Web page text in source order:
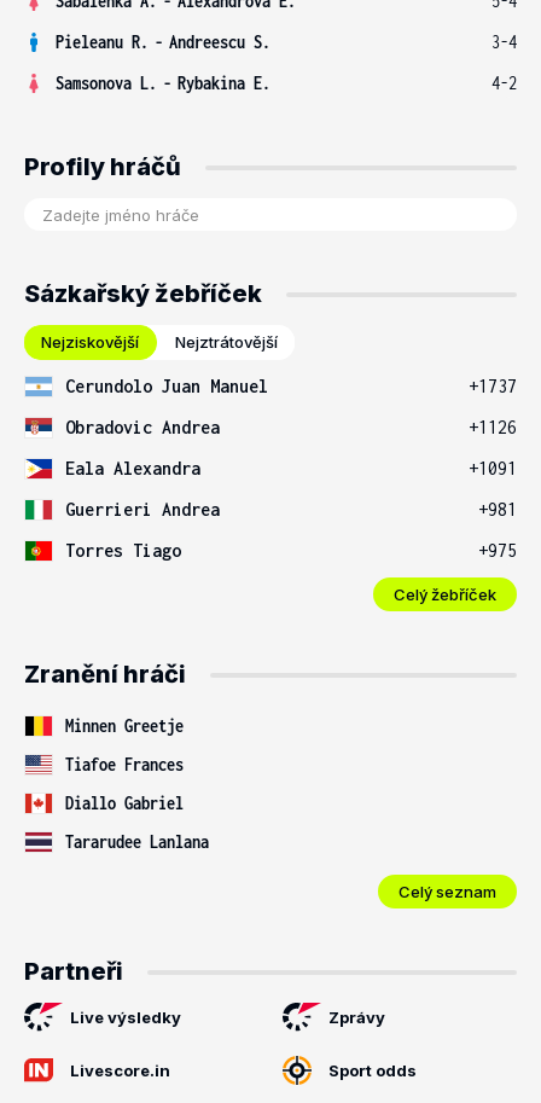
Pieleanu R. - Andreescu S.
3-4
Samsonova L. - Rybakina E. 4-2
Profily hráčů
Sázkařský žebříček
Nejziskovější Nejztrátovější
Cerundolo Juan Manuel
+1737
Obradovic Andrea
+1126
Eala Alexandra
+1091
Guerrieri Andrea
+981
Torres Tiago
+975
Celý žebříček
Zranění hráči
Minnen Greetje
Tiafoe Frances
Diallo Gabriel
Tararudee Lanlana
Celý seznam
Partneři
Live výsledky Zprávy
Livescore.in Sport odds